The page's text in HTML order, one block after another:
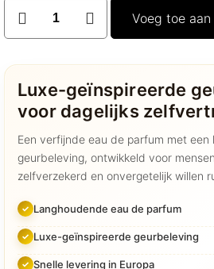
Aroma
diffuser
-
wit
inclusief
remote
aantal
Voeg toe
Luxe-geïnspireerde
voor dagelijks
Een verfijnde eau de parfum met een
geurbeleving, ontwikkeld voor
zelfverzekerd en onvergetelijk willen
Langhoudende eau de parfum
Luxe-geïnspireerde geurbeleving
Snelle levering in Europa